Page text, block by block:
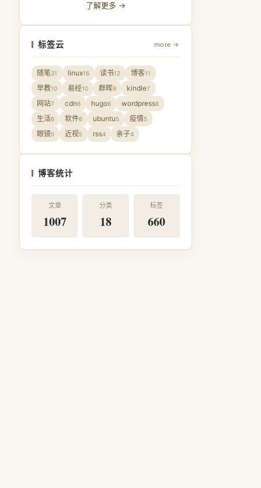
了解更多 →
标签云 more →
随笔31 linux16 读书12 博客11
早教10 易经10 群晖9 kindle7
网站7 cdn6 hugo6 wordpress6
生活6 软件6 ubuntu5 疫情5
眼镜5 近视5 rss4 亲子4
博客统计
文章
1007
分类
18
标签
660